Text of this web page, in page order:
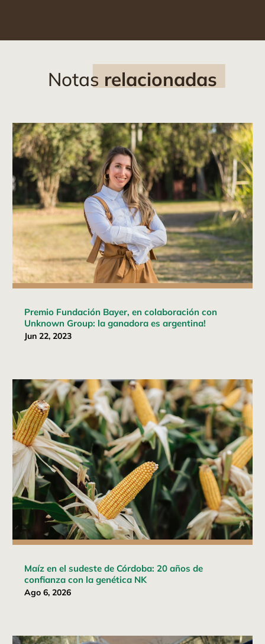
Notas relacionadas
Premio Fundación Bayer, en colaboración con
Unknown Group: la ganadora es argentina!
Jun 22, 2023
Maíz en el sudeste de Córdoba: 20 años de
confianza con la genética NK
Ago 6, 2026